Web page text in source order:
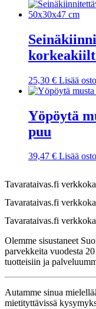
25,30 € Lisää
Yöpöytä
puu
39,47 € Lisää
Tavarataivas.fi
Tavarataivas.fi
Tavarataivas.fi
Olemme sisustaneet
parvekkeita vuodesta
tuotteisiin ja
Autamme sinua
mietityttävissä